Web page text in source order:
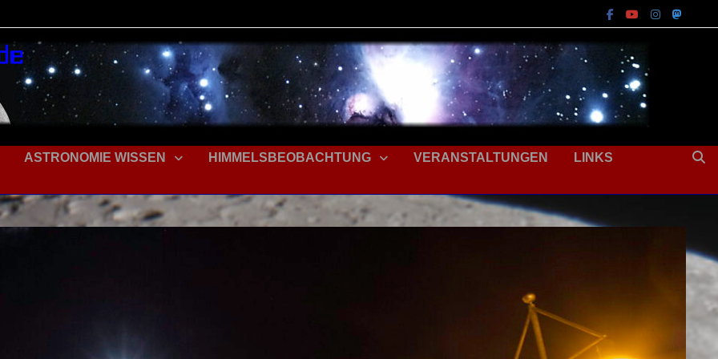
ASTRONOMIE WISSEN HIMMELSBEOBACHTUNG VERANSTALTUNGEN
LINKS